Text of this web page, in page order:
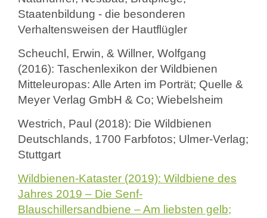
Staatenbildung - die besonderen
Verhaltensweisen der Hautflügler
Scheuchl, Erwin, & Willner, Wolfgang
(2016): Taschenlexikon der Wildbienen
Mitteleuropas: Alle Arten im Porträt; Quelle &
Meyer Verlag GmbH & Co; Wiebelsheim
Westrich, Paul (2018): Die Wildbienen
Deutschlands, 1700 Farbfotos; Ulmer-Verlag;
Stuttgart
Wildbienen-Kataster (2019): Wildbiene des
Jahres 2019 – Die Senf-
Blauschillersandbiene – Am liebsten gelb;